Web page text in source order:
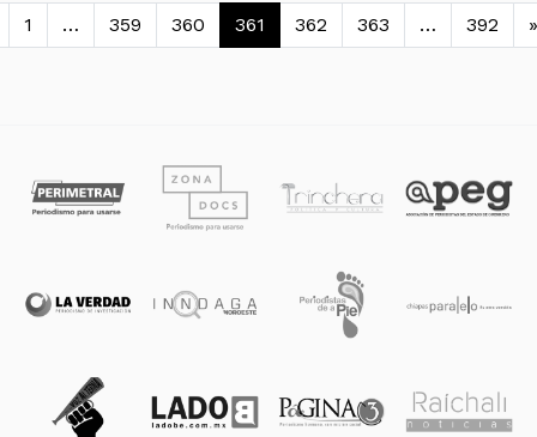
de entradas
1 … 359 360 361 362 363 … 392 »